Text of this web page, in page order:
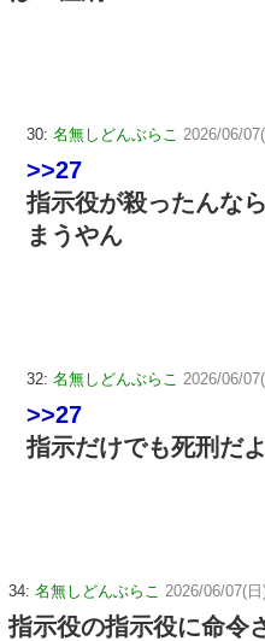
30: 名無しどんぶらこ 2026/06/
>>27
指示役が殺ったんな
まうやん
32: 名無しどんぶらこ 2026/06/
>>27
指示だけでも死刑だよ
34: 名無しどんぶらこ 2026/06/07(
指示役の指示役に命令